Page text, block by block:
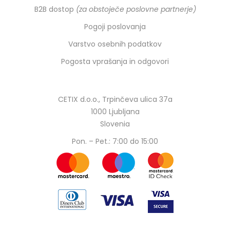
B2B dostop (za obstoječe poslovne partnerje)
Pogoji poslovanja
Varstvo osebnih podatkov
Pogosta vprašanja in odgovori
CETIX d.o.o., Trpinčeva ulica 37a
1000 Ljubljana
Slovenia
Pon. – Pet.: 7:00 do 15:00